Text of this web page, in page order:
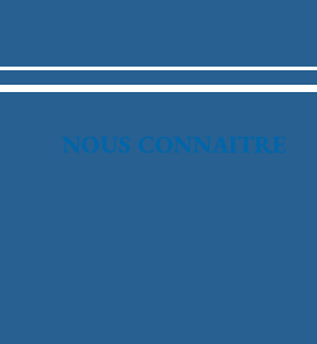
NOUS CONNAITRE